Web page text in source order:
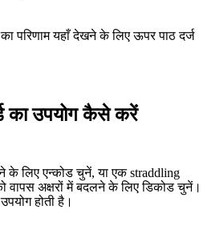
परिणाम यहाँ देखने के लिए ऊपर पाठ दर्ज
का उपयोग कैसे करें
के लिए एन्कोड चुनें, या एक straddling
वापस अक्षरों में बदलने के लिए डिकोड चुनें।
होती है।